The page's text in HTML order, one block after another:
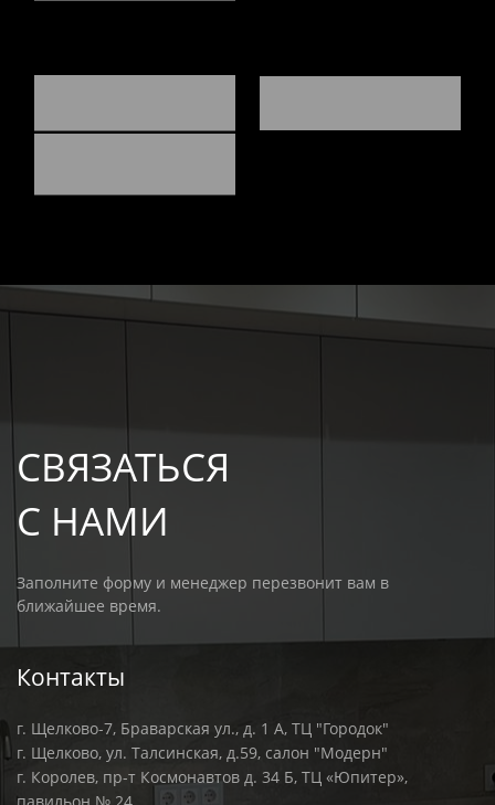
СВЯЗАТЬСЯ
С НАМИ
Заполните форму и менеджер перезвонит вам в
ближайшее время.
Контакты
г. Щелково-7, Браварская ул., д. 1 А, ТЦ "Городок"
г. Щелково, ул. Талсинская, д.59, салон "Модерн"
г. Королев, пр-т Космонавтов д. 34 Б, ТЦ «Юпитер»,